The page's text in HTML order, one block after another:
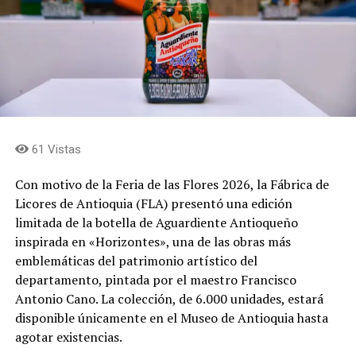
Las fincas que abren sus puertas son: El Reposo, La
Dalia, El Chagualo, La Colina y La Cumbre, donde
encontrarán a los silleteros Jhon Jaime Ramírez, Viviana
Hincapié, Jorge Iván Salazar, Mariana Salazar, Arístides
Ríos, Fredy Ríos, Luis Carlos Ríos, William Ríos, Omar
Yurani Mejía, quienes serán los guías durante el
Durante el recorrido, los visitantes podrán conocer de
cerca el proceso de elaboración de las silletas y las
historias de las familias que mantienen vivo este oficio.
Más de 30 silleteros de Envigado hacen parte de esta
tradición y llevarán sus creaciones al tradicional Desfile
de Silleteros de la Feria de las Flores de Medellín.
Además de la experiencia alrededor de las silletas, las
61 Vistas
Con motivo de la Feria de las Flores 2026, la Fábrica de
Licores de Antioquia (FLA) presentó una edición
limitada de la botella de Aguardiente Antioqueño
inspirada en «Horizontes», una de las obras más
emblemáticas del patrimonio artístico del
departamento, pintada por el maestro Francisco
Antonio Cano. La colección, de 6.000 unidades, estará
disponible únicamente en el Museo de Antioquia hasta
agotar existencias.